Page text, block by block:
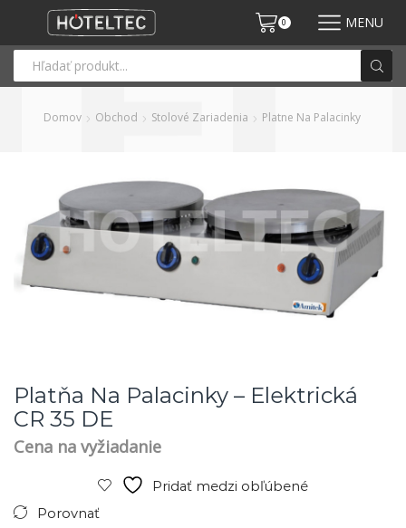
0 MENU
Domov Obchod Stolové Zariadenia Platne Na Palacinky
Platňa Na Palacinky – Elektrická
CR 35 DE
Cena na vyžiadanie
Pridať medzi obľúbené
Porovnať